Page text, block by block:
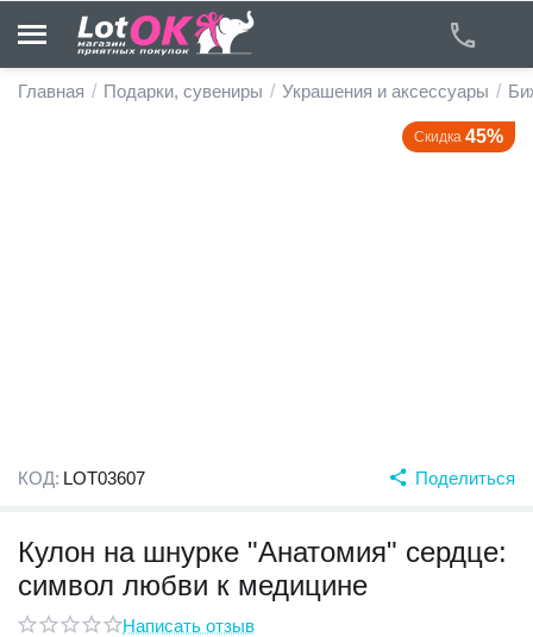
Главная / Подарки, сувениры / Украшения и аксессуары /
Скидка 45%
КОД: LOT03607 Поделиться
Кулон на шнурке "Анатомия" сердце:
символ любви к медицине
Написать отзыв